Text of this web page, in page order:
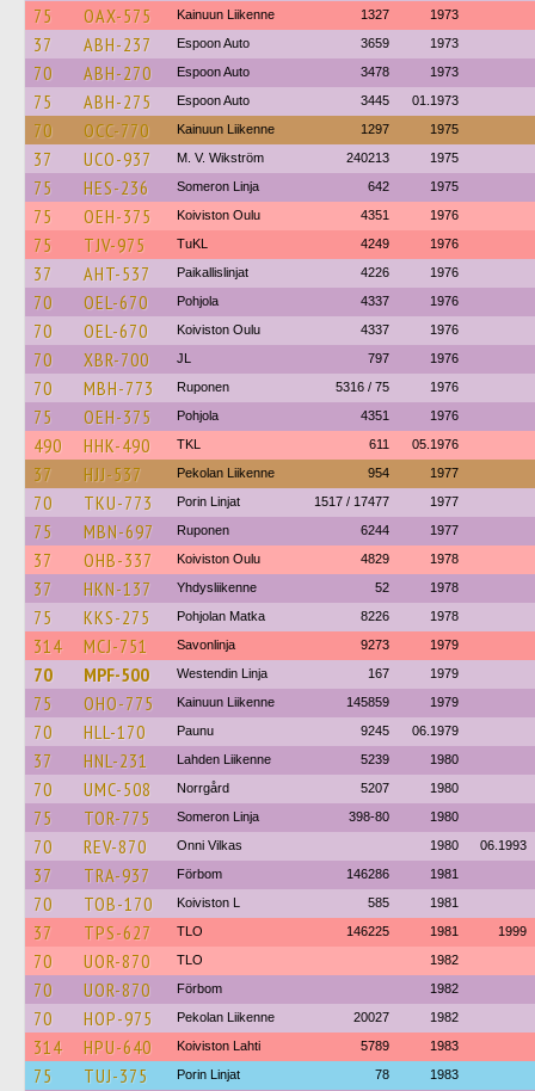
75 OAX-575 Kainuun Liikenne 1327 1973
37 ABH-237 Espoon Auto 3659 1973
70 ABH-270 Espoon Auto 3478 1973
75 ABH-275 Espoon Auto 3445 01.1973
70 OCC-770 Kainuun Liikenne 1297 1975
37 UCO-937 M. V. Wikström 240213 1975
75 HES-236 Someron Linja 642 1975
75 OEH-375 Koiviston Oulu 4351 1976
75 TJV-975 TuKL 4249 1976
37 AHT-537 Paikallislinjat 4226 1976
70 OEL-670 Pohjola 4337 1976
70 OEL-670 Koiviston Oulu 4337 1976
70 XBR-700 JL 797 1976
70 MBH-773 Ruponen 5316 / 75 1976
75 OEH-375 Pohjola 4351 1976
490 HHK-490 TKL 611 05.1976
37 HJJ-537 Pekolan Liikenne 954 1977
70 TKU-773 Porin Linjat 1517 / 17477 1977
75 MBN-697 Ruponen 6244 1977
37 OHB-337 Koiviston Oulu 4829 1978
37 HKN-137 Yhdysliikenne 52 1978
75 KKS-275 Pohjolan Matka 8226 1978
314 MCJ-751 Savonlinja 9273 1979
70 MPF-500 Westendin Linja 167 1979
75 OHO-775 Kainuun Liikenne 145859 1979
70 HLL-170 Paunu 9245 06.1979
37 HNL-231 Lahden Liikenne 5239 1980
70 UMC-508 Norrgård 5207 1980
75 TOR-775 Someron Linja 398-80 1980
70 REV-870 Onni Vilkas 1980 06.1993
37 TRA-937 Förbom 146286 1981
70 TOB-170 Koiviston L 585 1981
37 TPS-627 TLO 146225 1981 1999
70 UOR-870 TLO 1982
70 UOR-870 Förbom 1982
70 HOP-975 Pekolan Liikenne 20027 1982
314 HPU-640 Koiviston Lahti 5789 1983
75 TUJ-375 Porin Linjat 78 1983